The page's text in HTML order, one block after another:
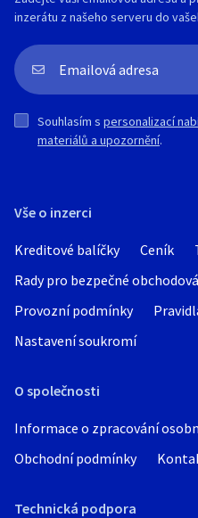
Vše o inzerci
Kreditové balíčky Ceník
Rady pro bezpečné
Provozní podmínky
Nastavení soukromí
O společnosti
Informace o zpracování
Obchodní podmínky
Technická podpora
inzerátu z našeho serveru do
Souhlasím s personalizací
materiálů a upozornění.